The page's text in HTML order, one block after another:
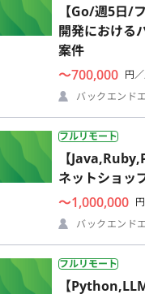
【Go/週5日/
開発における
案件
〜700,000 円
バックエンド
フルリモート
【
ネットショッ
〜1,000,000
バックエンド
フルリモート
【